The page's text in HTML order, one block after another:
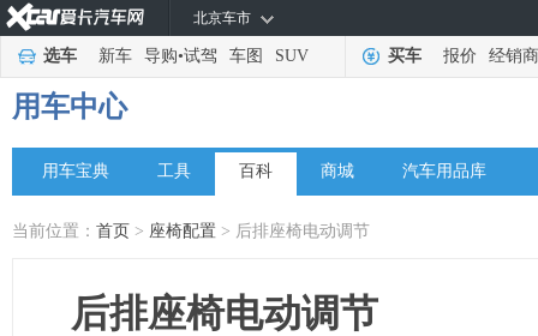
北京车市
选车 新车 导购•试驾 车图 SUV 买车 报价 经销商
用车中心
用车宝典 工具 百科 商城 汽车用品库
当前位置： 首页 > 座椅配置 > 后排座椅电动调节
后排座椅电动调节